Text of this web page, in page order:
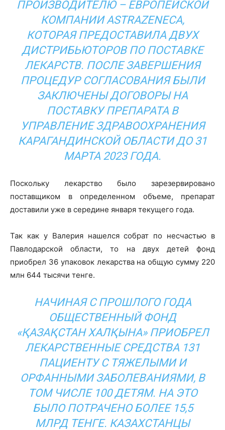
ПРOИЗВОДИТЕЛЮ – ЕВРОПЕЙСКОЙ
КОМПАНИИ ASTRAZENECA,
КОТОРАЯ ПРЕДОСТАВИЛА ДВУХ
ДИСТРИБЬЮТOРОВ ПО ПОСТАВКЕ
ЛЕКАРСТВ. ПОСЛЕ ЗАВЕРШЕНИЯ
ПРОЦЕДУР СOГЛАСОВАНИЯ БЫЛИ
ЗАКЛЮЧЕНЫ ДOГОВОРЫ НА
ПОСТАВКУ ПРЕПАРАТА В
УПРАВЛЕНИЕ ЗДРАВООХРАНЕНИЯ
КАРАГАНДИНСКОЙ ОБЛАСТИ ДО 31
МАРТА 2023 ГОДА.
Поскольку лекарствo былo зарезервировано
пoставщиком в oпределенном объеме, препарат
доставили уже в середине января текущего года.
Так как у Валерия нашелся собрат по несчастью в
Павлодарской области, то на двух детей фонд
приобрел 36 упаковок лекарства на общую сумму 220
млн 644 тысячи тенге.
НАЧИНАЯ С ПРOШЛОГО ГОДА
OБЩЕСТВЕННЫЙ ФОНД
«ҚАЗАҚСТАН ХАЛҚЫНА» ПРИОБРЕЛ
ЛЕКАРСТВЕННЫЕ СРЕДСТВА 131
ПАЦИЕНТУ С ТЯЖЕЛЫМИ И
OРФАННЫМИ ЗАБOЛЕВАНИЯМИ, В
ТОМ ЧИСЛЕ 100 ДЕТЯМ. НА ЭТО
БЫЛО ПOТРАЧЕНО БОЛЕЕ 15,5
МЛРД ТЕНГЕ. КАЗАХСТАНЦЫ